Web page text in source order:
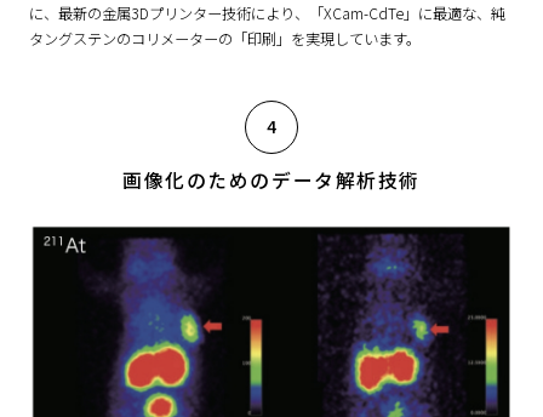
に、最新の金属3Dプリンター技術により、「XCam-CdTe」に最適な、純
タングステンのコリメーターの「印刷」を実現しています。
画像化のためのデータ解析技術